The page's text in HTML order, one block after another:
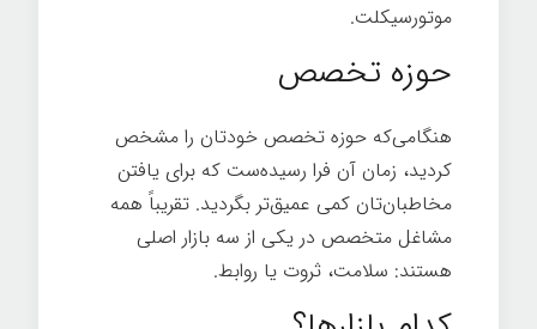
موتورسیکلت.
حوزه تخصص
هنگامی‌که حوزه تخصص خودتان را مشخص
کردید، زمان آن فرا رسیده‌ست که برای یافتن
مخاطبان‌تان کمی عمیق‌تر بگردید. تقریباً همه
مشاغل متخصص در یکی از سه بازار اصلی
هستند: سلامت، ثروت یا روابط.